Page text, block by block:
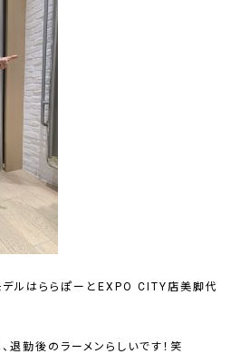
ルはららぽーとEXPO CITY店美脚代
退勤後のラーメンらしいです！笑